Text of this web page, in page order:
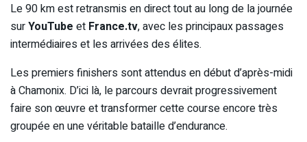
Le 90 km est retransmis en direct tout au long de la journée
surYouTube et France.tv, avec les principaux passages
intermédiaires et les arrivées des élites.
Les premiers finishers sont attendus en début d’après-midi
à Chamonix. D’ici là, le parcours devrait progressivement
faire son œuvre et transformer cette course encore très
groupée en une véritable bataille d’endurance.